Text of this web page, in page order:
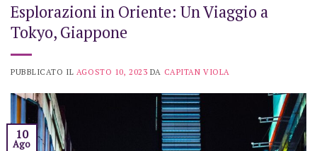
Esplorazioni in Oriente: Un Viaggio a
Tokyo, Giappone
PUBBLICATO IL AGOSTO 10, 2023 DA CAPITAN VIOLA
10
Ago